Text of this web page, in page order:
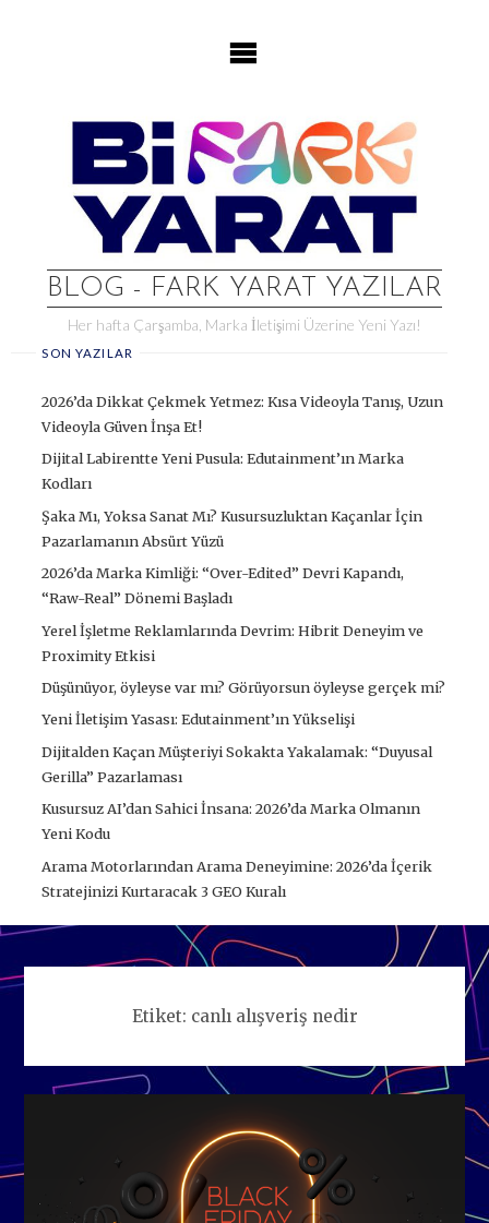
BLOG - FARK YARAT YAZILAR
Her hafta Çarşamba, Marka İletişimi Üzerine Yeni Yazı!
SON YAZILAR
2026’da Dikkat Çekmek Yetmez: Kısa Videoyla Tanış, Uzun
Videoyla Güven İnşa Et!
Dijital Labirentte Yeni Pusula: Edutainment’ın Marka
Kodları
Şaka Mı, Yoksa Sanat Mı? Kusursuzluktan Kaçanlar İçin
Pazarlamanın Absürt Yüzü
2026’da Marka Kimliği: “Over-Edited” Devri Kapandı,
“Raw-Real” Dönemi Başladı
Yerel İşletme Reklamlarında Devrim: Hibrit Deneyim ve
Proximity Etkisi
Düşünüyor, öyleyse var mı? Görüyorsun öyleyse gerçek mi?
Yeni İletişim Yasası: Edutainment’ın Yükselişi
Dijitalden Kaçan Müşteriyi Sokakta Yakalamak: “Duyusal
Gerilla” Pazarlaması
Kusursuz AI’dan Sahici İnsana: 2026’da Marka Olmanın
Yeni Kodu
Arama Motorlarından Arama Deneyimine: 2026’da İçerik
Stratejinizi Kurtaracak 3 GEO Kuralı
Etiket: canlı alışveriş nedir